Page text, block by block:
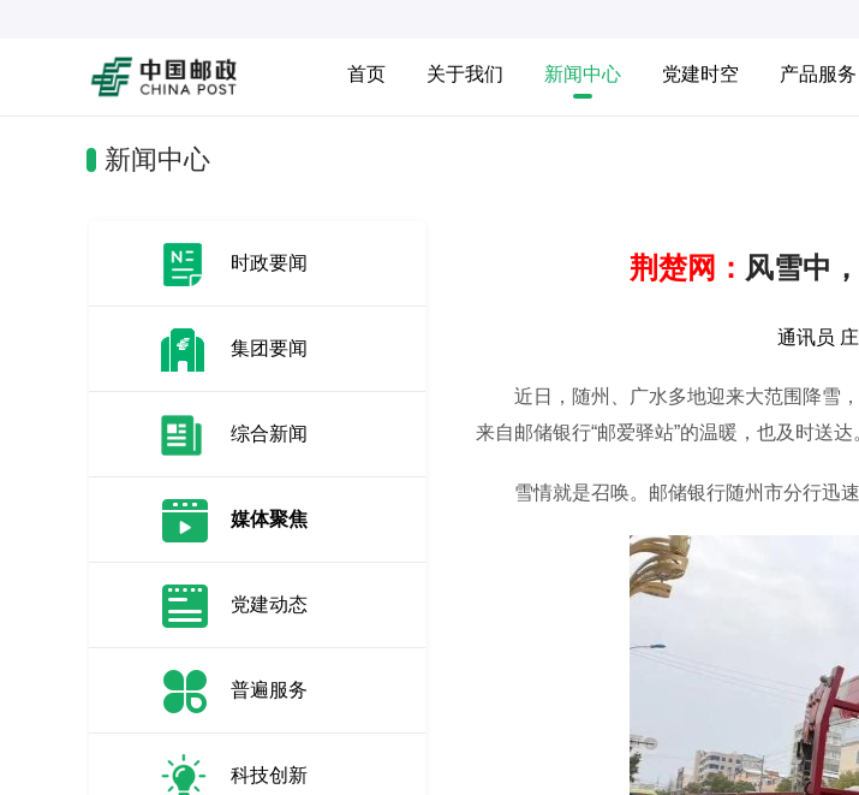
首页 关于我们 新闻中心 党建时空 产品服务
新闻中心
时政要闻
集团要闻
综合新闻
媒体聚焦
党建动态
普遍服务
科技创新
荆楚网： 风雪中
通讯员
近日，随州、广水多地迎来大范围降雪，
来自邮储银行“邮爱驿站”的温暖，也及时送达
雪情就是召唤。邮储银行随州市分行迅速